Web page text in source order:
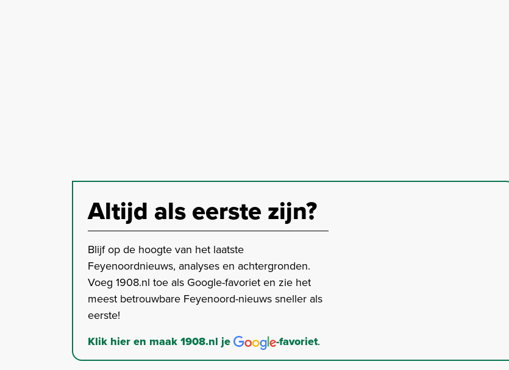
Altijd als eerste zijn?
Blijf op de hoogte van het laatste
Feyenoordnieuws, analyses en achtergronden.
Voeg 1908.nl toe als Google-favoriet en zie het
meest betrouwbare Feyenoord-nieuws sneller als
eerste!
Klik hier en maak 1908.nl je -favoriet.